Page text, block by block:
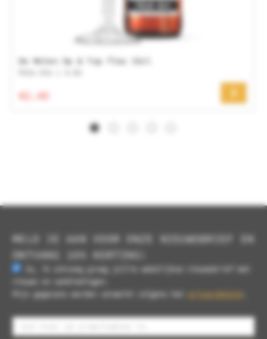
De Molen Op & Top fles 33cl
€2.49
MELD JE AAN VOOR ONZE NIEUWSBRIEF EN
ONTVANG 10% KORTING!
Ja, ik ontvang graag jullie wekelijkse nieuwsbrief met
nieuws en aanbiedingen.
Mijn gegevens worden verwerkt volgens het
privacybeleid